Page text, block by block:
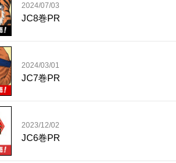
2024/07/03
JC8巻PR
2024/03/01
JC7巻PR
2023/12/02
JC6巻PR